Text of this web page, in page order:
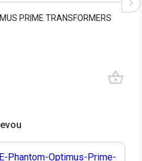
PRIME TRANSFORMERS